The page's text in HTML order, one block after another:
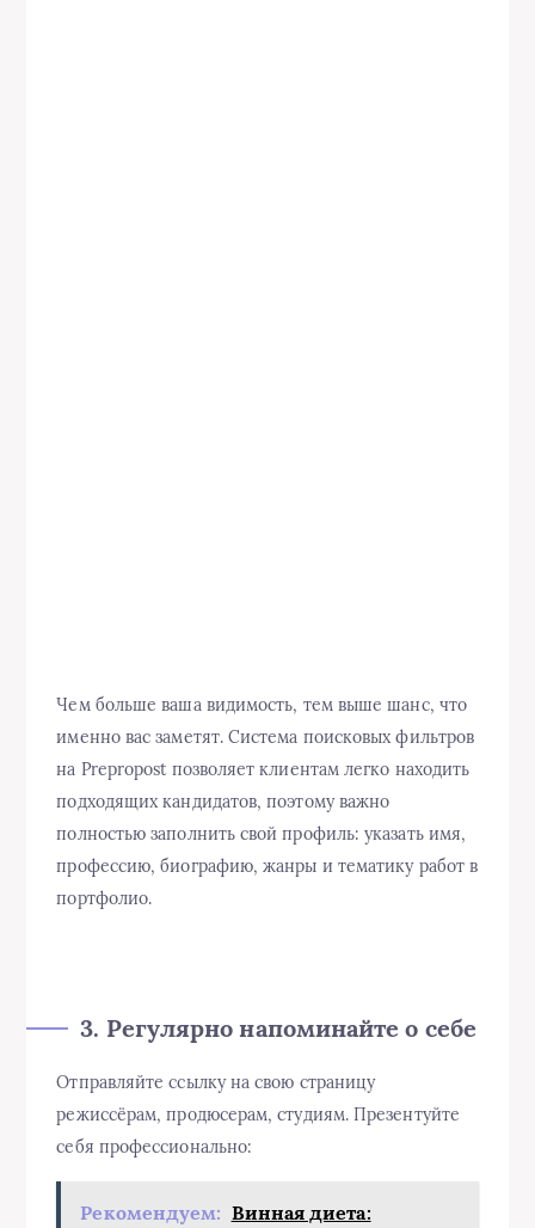
Чем больше ваша видимость, тем выше шанс, что
именно вас заметят. Система поисковых фильтров
на Prepropost позволяет клиентам легко находить
подходящих кандидатов, поэтому важно
полностью заполнить свой профиль: указать имя,
профессию, биографию, жанры и тематику работ в
портфолио.
3. Регулярно напоминайте о себе
Отправляйте ссылку на свою страницу
режиссёрам, продюсерам, студиям. Презентуйте
себя профессионально:
Рекомендуем: Винная диета: